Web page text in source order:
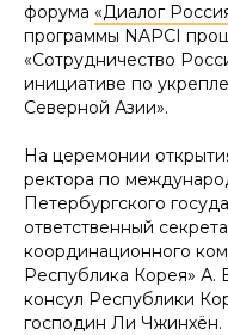
форума «Диалог
программы NAPCI
«Сотрудничество
инициативе по
Северной Азии».
На церемонии
ректора по
Петербургского
ответственный
координационного
Республика Корея» А.
консул Республики
господин Ли Чжинхён.